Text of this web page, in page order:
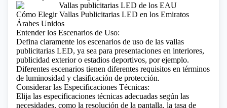
Cómo Elegir Vallas Publicitarias LED en los Emiratos
Árabes Unidos
Entender los Escenarios de Uso:
Defina claramente los escenarios de uso de las vallas
publicitarias LED, ya sea para presentaciones en interiores,
publicidad exterior o estadios deportivos, por ejemplo.
Diferentes escenarios tienen diferentes requisitos en términos
de luminosidad y clasificación de protección.
Considerar las Especificaciones Técnicas:
Elija las especificaciones técnicas adecuadas según las
necesidades, como la resolución de la pantalla, la tasa de